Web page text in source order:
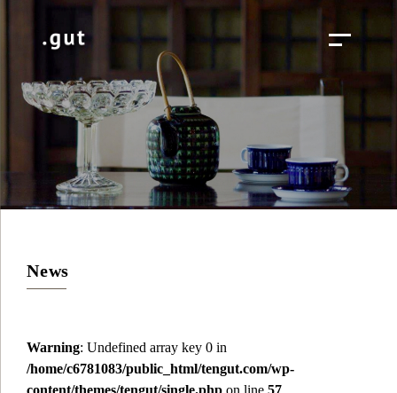
News
Warning: Undefined array key 0 in
/home/c6781083/public_html/tengut.com/wp-
content/themes/tengut/single.php on line 57